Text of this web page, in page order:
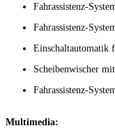
Fahrassistenz-
Fahrassistenz-
Einschaltautomatik
Scheibenwischer
Fahrassistenz-
Multimedia: